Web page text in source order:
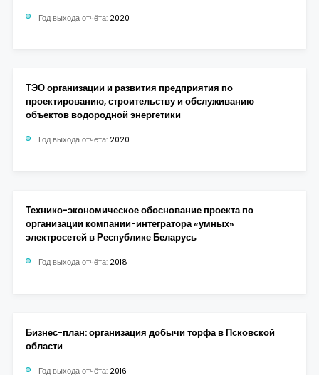
Год выхода отчёта: 2020
ТЭО организации и развития предприятия по
проектированию, строительству и обслуживанию
объектов водородной энергетики
Год выхода отчёта: 2020
Технико-экономическое обоснование проекта по
организации компании-интегратора «умных»
электросетей в Республике Беларусь
Год выхода отчёта: 2018
Бизнес-план: организация добычи торфа в Псковской
области
Год выхода отчёта: 2016